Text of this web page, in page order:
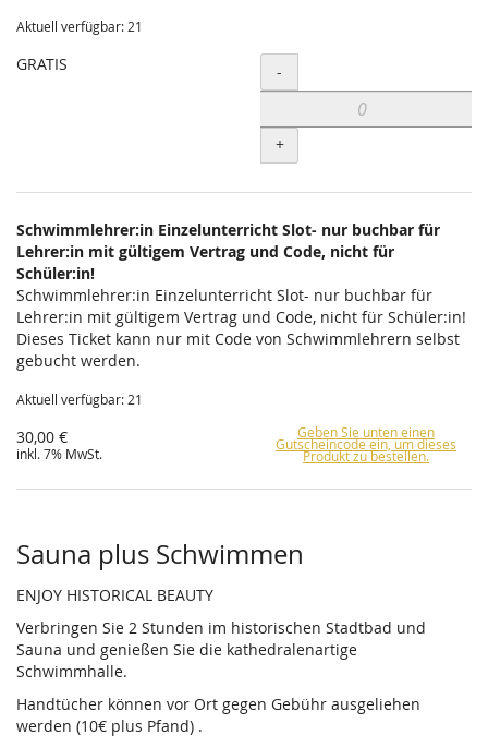
Aktuell verfügbar: 21
GRATIS Menge
-
+
Schwimmlehrer:in Einzelunterricht Slot- nur buchbar für
Lehrer:in mit gültigem Vertrag und Code, nicht für
Schüler:in!
Schwimmlehrer:in Einzelunterricht Slot- nur buchbar für
Lehrer:in mit gültigem Vertrag und Code, nicht für Schüler:in!
Dieses Ticket kann nur mit Code von Schwimmlehrern selbst
gebucht werden.
Aktuell verfügbar: 21
30,00 €
inkl. 7% MwSt.
Geben Sie unten einen
Gutscheincode ein, um dieses
Produkt zu bestellen.
Sauna plus Schwimmen
ENJOY HISTORICAL BEAUTY
Verbringen Sie 2 Stunden im historischen Stadtbad und
Sauna und genießen Sie die kathedralenartige
Schwimmhalle.
Handtücher können vor Ort gegen Gebühr ausgeliehen
werden (10€ plus Pfand) .